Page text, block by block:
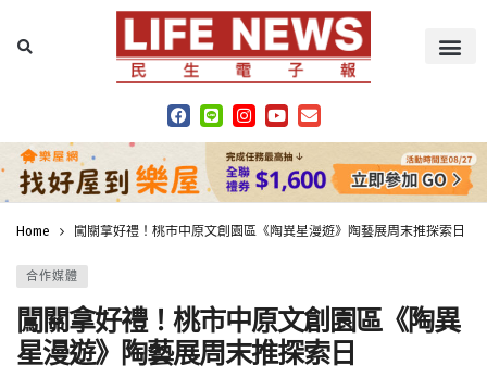
Home 闖關拿好禮！桃市中原文創園區《陶異星漫遊》陶藝展周末推探索日
合作媒體
闖關拿好禮！桃市中原文創園區《陶異
星漫遊》陶藝展周末推探索日